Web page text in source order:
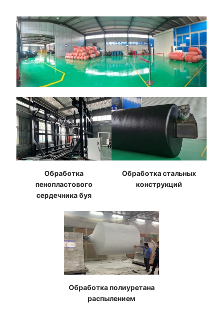
Обработка
пенопластового
сердечника буя
Обработка стальных
конструкций
Обработка полиуретана
распылением